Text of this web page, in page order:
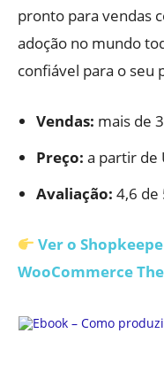
pronto para vendas
adoção no mundo
confiável para o seu
Vendas: mais de
Preço: a partir de
Avaliação: 4,6 de
Ver o
WooCommerce